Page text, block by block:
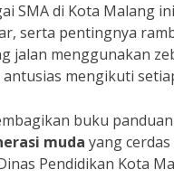
SMA di Kota Malang
serta pentingnya
jalan menggunakan
mengikuti
buku
muda yang
Pendidikan Kota